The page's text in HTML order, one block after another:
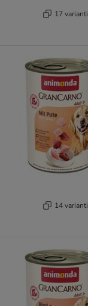
17 varianti
14 varianti